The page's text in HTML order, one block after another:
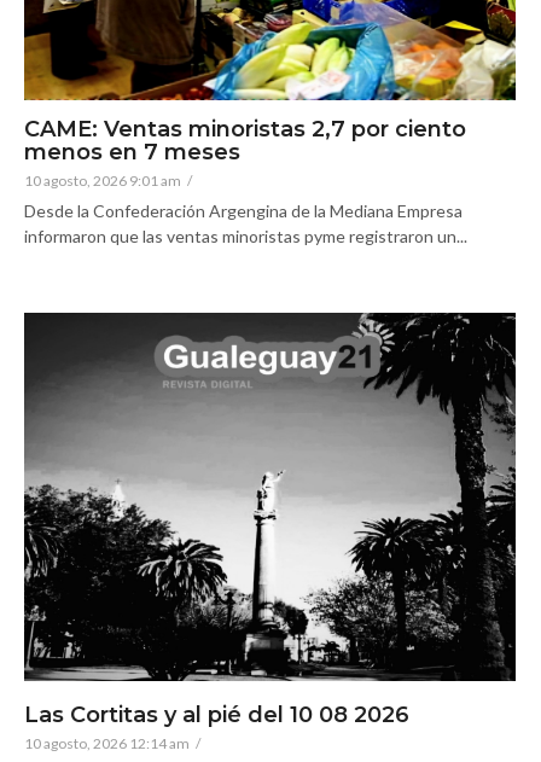
CAME: Ventas minoristas 2,7 por ciento
menos en 7 meses
10 agosto, 2026 9:01 am /
Desde la Confederación Argengina de la Mediana Empresa
informaron que las ventas minoristas pyme registraron un...
Las Cortitas y al pié del 10 08 2026
10 agosto, 2026 12:14 am /